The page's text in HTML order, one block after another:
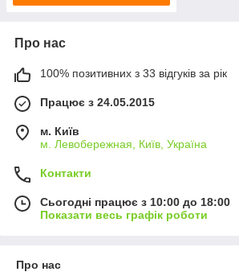
Про нас
100% позитивних з 33 відгуків за рік
Працює з 24.05.2015
м. Київ
м. Левобережная, Київ, Україна
Контакти
Сьогодні працює з 10:00 до 18:00
Показати весь графік роботи
Про нас